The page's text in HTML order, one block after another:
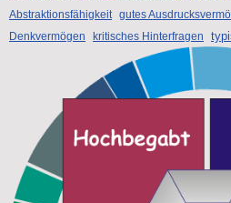
Abstraktionsfähigkeit gutes
Denkvermögen
kritisches Hinterfragen